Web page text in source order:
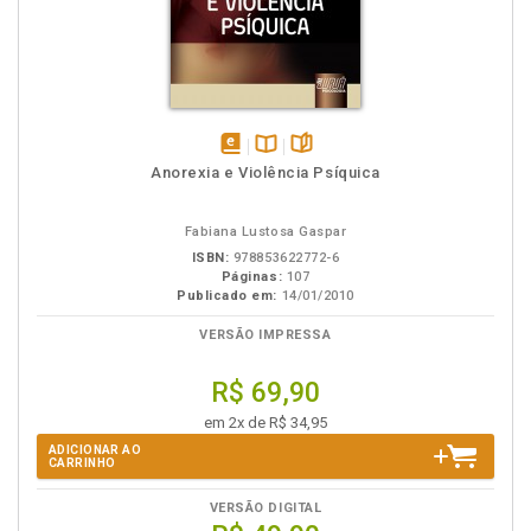
disponívelDisponível
páginas
Anorexia e Violência Psíquica
Fabiana Lustosa Gaspar
ISBN: 978853622772-6
Páginas: 107
Publicado em: 14/01/2010
VERSÃO IMPRESSA
R$ 69,90
em 2x de R$ 34,95
ADICIONAR AO
CARRINHO
VERSÃO DIGITAL